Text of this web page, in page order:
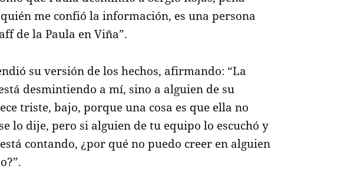
me confió la información, es una persona
de la Paula en Viña”.
su versión de los hechos, afirmando: “La
desmintiendo a mí, sino a alguien de su
triste, bajo, porque una cosa es que ella no
lo dije, pero si alguien de tu equipo lo escuchó y
contando, ¿por qué no puedo creer en alguien